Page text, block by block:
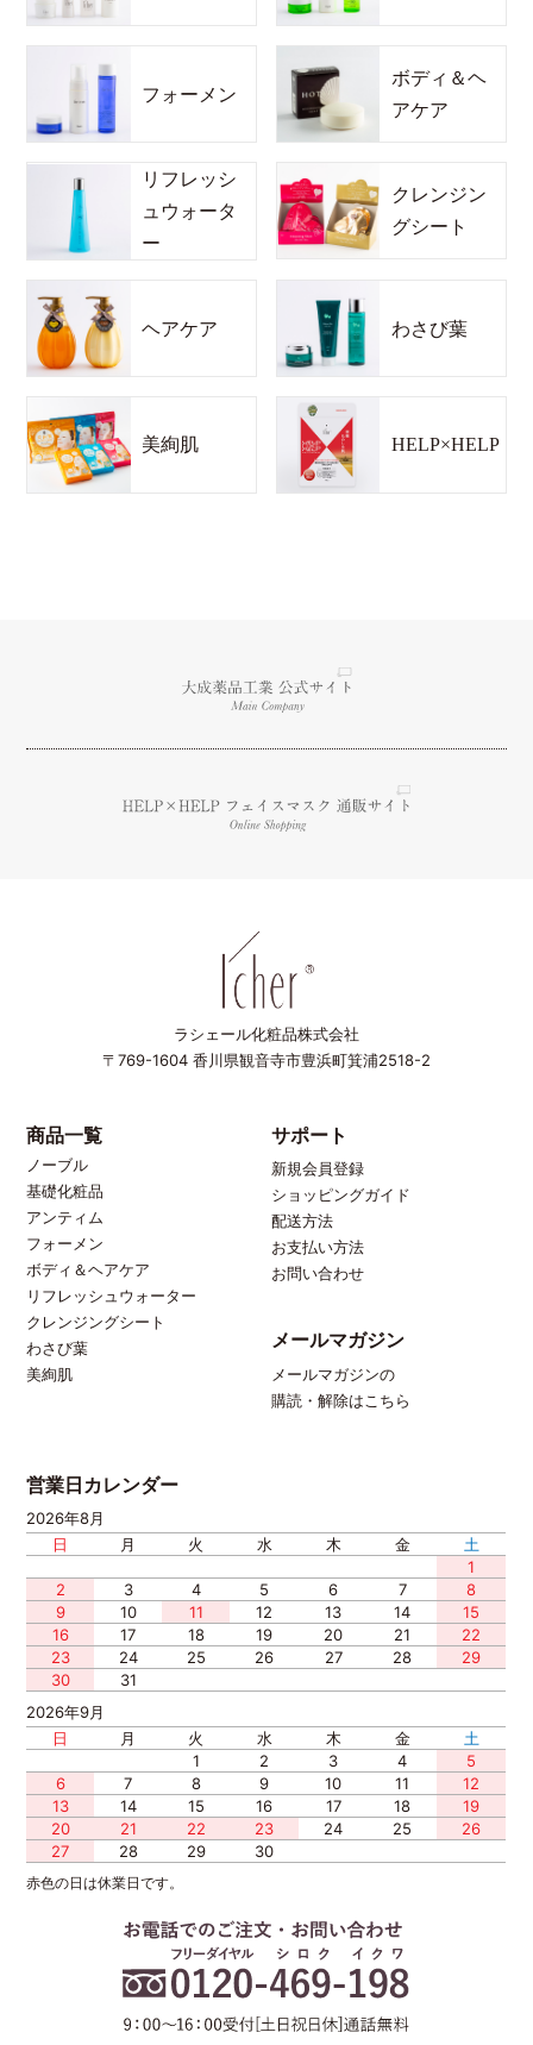
フォーメン
ボディ＆ヘ
アケア
リフレッシ
ュウォータ
ー
クレンジン
グシート
ヘアケア わさび葉
美絢肌 HELP×HELP
ラシェール化粧品株式会社
〒769-1604 香川県観音寺市豊浜町箕浦2518-2
商品一覧
ノーブル
基礎化粧品
アンティム
フォーメン
ボディ＆ヘアケア
リフレッシュウォーター
クレンジングシート
わさび葉
美絢肌
サポート
新規会員登録
ショッピングガイド
配送方法
お支払い方法
お問い合わせ
メールマガジン
メールマガジンの
購読・解除はこちら
営業日カレンダー
2026年8月
日
月 火 水 木 金
土
1
2
3 4 5 6 7
8
9
10 11 12 13 14
15
16
17 18 19 20 21
22
23
24 25 26 27 28
29
30
31
2026年9月
日
月 火 水 木 金
土
1
2 3 4
5
6
7 8 9 10 11
12
13
14 15 16 17 18
19
20
21 22 23 24 25
26
27
28 29 30
赤色の日は休業日です。